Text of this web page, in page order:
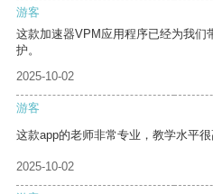
游客
这款加速器VPM应用程序已经为我们
护。
2025-10-02
游客
这款app的老师非常专业，教学水平
2025-10-02